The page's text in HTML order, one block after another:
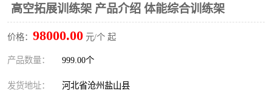
高空拓展训练架 产品介绍 体能综合训练架
价格： 98000.00 元/个 起
产品数量： 999.00个
发货地址： 河北省沧州盐山县